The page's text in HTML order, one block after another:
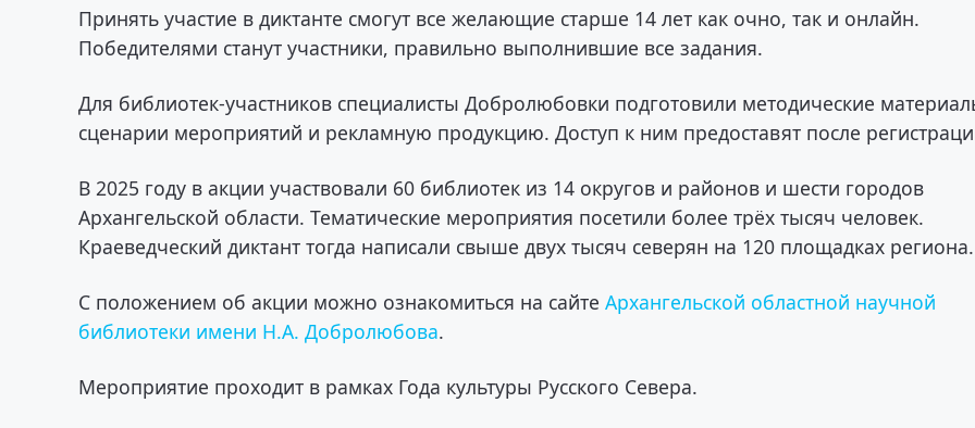
Принять участие в диктанте смогут все желающие старше 14 лет как очно, так и онлайн.
Победителями станут участники, правильно выполнившие все задания.
Для библиотек-участников специалисты Добролюбовки подготовили методические
сценарии мероприятий и рекламную продукцию. Доступ к ним предоставят после
В 2025 году в акции участвовали 60 библиотек из 14 округов и районов и шести городов
Архангельской области. Тематические мероприятия посетили более трёх тысяч человек.
Краеведческий диктант тогда написали свыше двух тысяч северян на 120 площадках региона.
С положением об акции можно ознакомиться на сайтеАрхангельской областной научной
библиотеки имени Н.А. Добролюбова.
Мероприятие проходит в рамках Года культуры Русского Севера.